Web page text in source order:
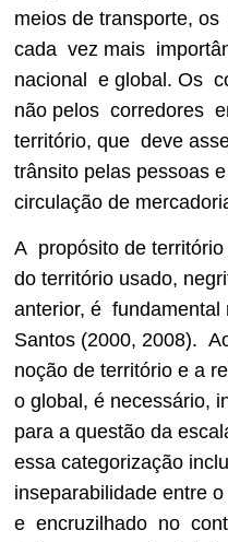
meios de transporte,
cada vez mais
nacional e global. Os
não pelos corredores
território, que deve
trânsito pelas pessoas
circulação de
A propósito de território
do território usado,
anterior, é fundamental
Santos (2000, 2008).
noção de território e a
o global, é necessário,
para a questão da
essa categorização
inseparabilidade entre
e encruzilhado no